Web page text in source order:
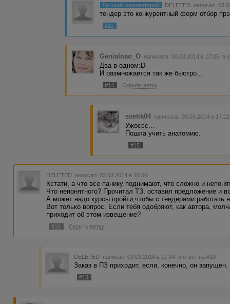
Лучший комментарий DELETED написал
тендер это конкурентный форм отбор
#11
Genialnao_O написала 03.03.2014 в 17:05 в
Два в одном:D
И размножается так же быстро...
#14 Скрыть ветку
svetik04 написала 03.03.2014 в
Ужоссс...
Пошла учить анатомию.
#15
DELETED написал 03.03.2014 в 16:56
Кcтати, а что все панику поднимают, что сложно и
Что непонятного? Прочитал ТЗ, оставил предложение и
А может надо курсы пройти,чтобы с тендерами работать
Вот только вопрос. Если тебя одобряют, как автора,
приходит об этом извещение?
#10 Скрыть ветку
DELETED написал 03.03.2014 в 17:04 в ответ на #10
Заказ в ПЗ приходит, если, конечно, он запущен.
#13